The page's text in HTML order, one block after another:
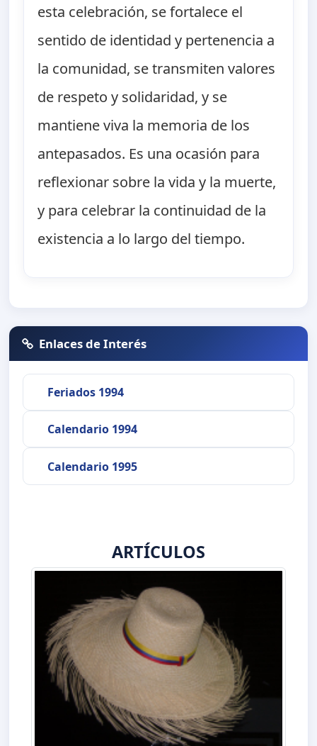
esta celebración, se fortalece el
sentido de identidad y pertenencia a
la comunidad, se transmiten valores
de respeto y solidaridad, y se
mantiene viva la memoria de los
antepasados. Es una ocasión para
reflexionar sobre la vida y la muerte,
y para celebrar la continuidad de la
existencia a lo largo del tiempo.
Enlaces de Interés
Feriados 1994
Calendario 1994
Calendario 1995
ARTÍCULOS